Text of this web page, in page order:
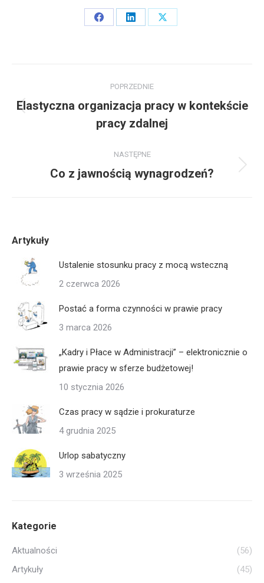
Share
Share
Share
wpisów
POPRZEDNIE
Poprzedni
wpis:
Elastyczna organizacja pracy w kontekście
pracy zdalnej
NASTĘPNE
Następny
Co z jawnością wynagrodzeń?
Artykuły
Ustalenie stosunku pracy z mocą wsteczną
2 czerwca 2026
Postać a forma czynności w prawie pracy
3 marca 2026
„Kadry i Płace w Administracji” – elektronicznie o
prawie pracy w sferze budżetowej!
10 stycznia 2026
Czas pracy w sądzie i prokuraturze
4 grudnia 2025
Urlop sabatyczny
3 września 2025
Kategorie
Aktualności
(56)
Artykuły
(45)